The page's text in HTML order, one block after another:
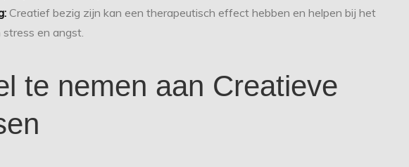
Creatief bezig zijn kan een therapeutisch effect hebben en helpen bij het
en angst.
te nemen aan Creatieve